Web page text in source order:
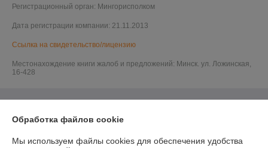
Регистрационный орган: Мингорисполком
Дата регистрации компании: 21.11.2013
Ссылка на свидетельство/лицензию
Местонахождение книги жалоб и предложений: Минск. ул. Ложинская,
16-428
Обработка файлов cookie
Мы используем файлы cookies для обеспечения удобства